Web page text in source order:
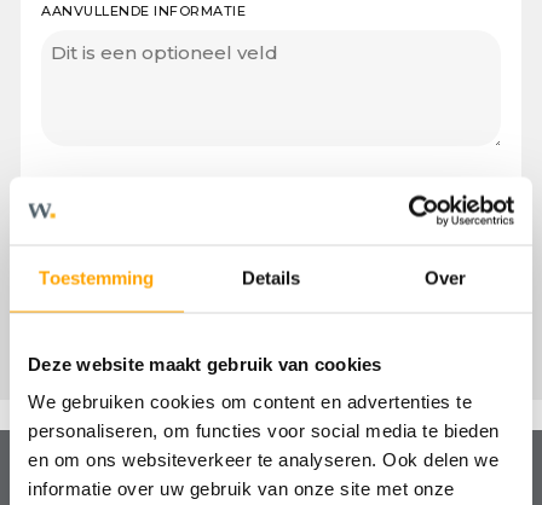
Toestemming Details Over
Deze website maakt gebruik van cookies
We gebruiken cookies om content en advertenties te
personaliseren, om functies voor social media te bieden
en om ons websiteverkeer te analyseren. Ook delen we
informatie over uw gebruik van onze site met onze
AANVULLENDE INFORMATIE